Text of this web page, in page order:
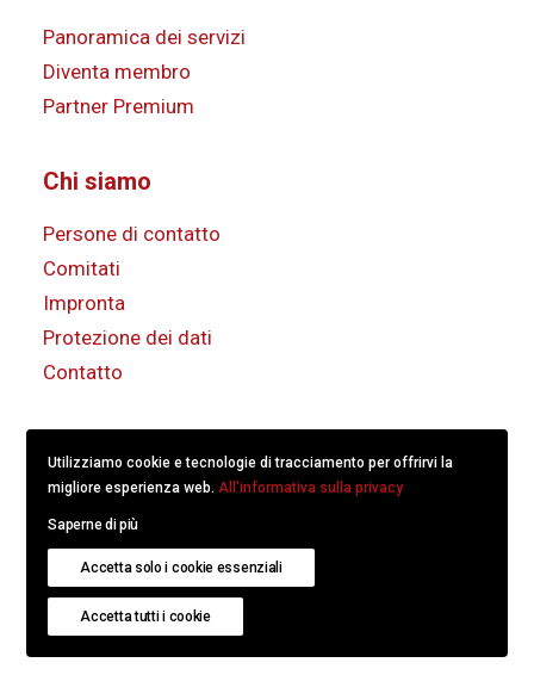
Panoramica dei servizi
Diventa membro
Partner Premium
Chi siamo
Persone di contatto
Comitati
Impronta
Protezione dei dati
Contatto
© 2022KS/CS Comunicazione Svizzera.
hitschdesign.
Utilizziamo cookie e tecnologie di tracciamento per offrirvi la
migliore esperienza web.All'informativa sulla privacy
Saperne di più
Accetta solo i cookie essenziali
Accetta tutti i cookie